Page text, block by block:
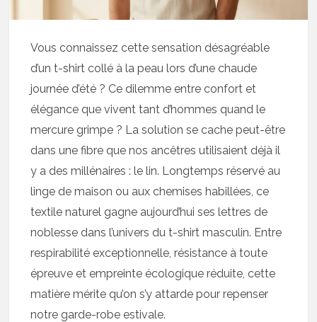
Vous connaissez cette sensation désagréable
d’un t-shirt collé à la peau lors d’une chaude
journée d’été ? Ce dilemme entre confort et
élégance que vivent tant d’hommes quand le
mercure grimpe ? La solution se cache peut-être
dans une fibre que nos ancêtres utilisaient déjà il
y a des millénaires : le lin. Longtemps réservé au
linge de maison ou aux chemises habillées, ce
textile naturel gagne aujourd’hui ses lettres de
noblesse dans l’univers du t-shirt masculin. Entre
respirabilité exceptionnelle, résistance à toute
épreuve et empreinte écologique réduite, cette
matière mérite qu’on s’y attarde pour repenser
notre garde-robe estivale.